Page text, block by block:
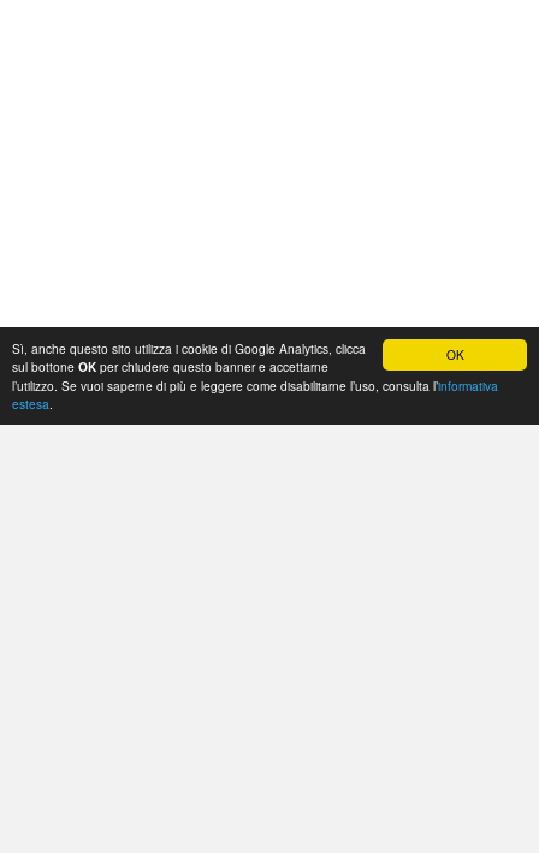
OK
Sì, anche questo sito utilizza i cookie di Google Analytics, clicca
sul bottone OK per chiudere questo banner e accettarne
l’utilizzo. Se vuoi saperne di più e leggere come disabilitarne l’uso, consulta l’informativa
estesa.